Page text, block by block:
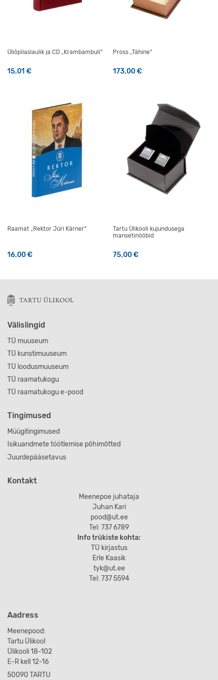
Üliõpilaslaulik ja CD „Krambambuli“
15,01 €
Pross „Tähine“
173,00€
Raamat „Rektor Jüri Kärner“
16,00€
Tartu Ülikooli kujundusega
mansetinööbid
75,00€
Välislingid
TÜ muuseum
TÜ kunstimuuseum
TÜ loodusmuuseum
TÜ raamatukogu
TÜ raamatukogu e-pood
Tingimused
Müügitingimused
Isikuandmete töötlemise põhimõtted
Juurdepääsetavus
Kontakt
Meenepoe juhataja
Juhan Kari
pood@ut.ee
Tel: 737 6789
Info trükiste kohta:
TÜ kirjastus
Erle Kaasik
tyk@ut.ee
Tel: 737 5594
Aadress
Meenepood:
Tartu Ülikool
Ülikooli 18-102
E-R kell 12-16
50090 TARTU